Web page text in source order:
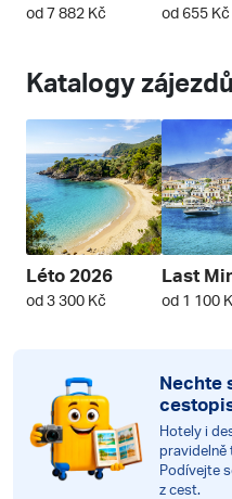
od 7 882 Kč od 655 Kč
Katalogy zájezdů
Léto 2026
od 3 300 Kč
Last
od 1 100
Nechte
Hotely i
pravidelně
Podívejte
z cest.